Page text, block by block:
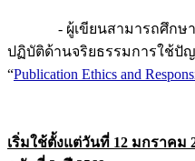
- ผู้เขียนสามารถศึกษารา
ปฏิบัติด้านจริยธรรมการใช้ปั
“Publication Ethics and
เริ่มใช้ตั้งแต่วันที่ 12 มกราค